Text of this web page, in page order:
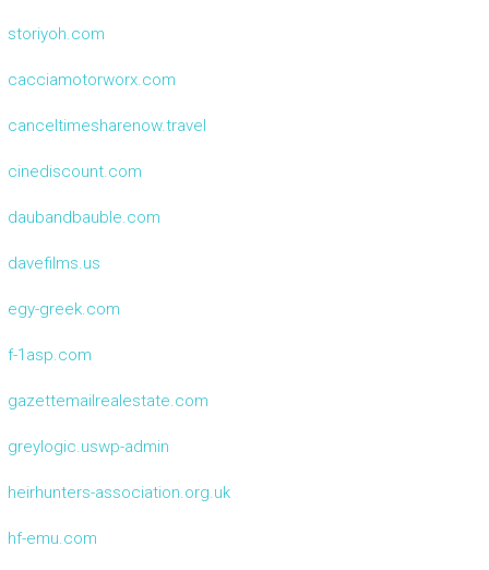
storiyoh.com
cacciamotorworx.com
canceltimesharenow.travel
cinediscount.com
daubandbauble.com
davefilms.us
egy-greek.com
f-1asp.com
gazettemailrealestate.com
greylogic.uswp-admin
heirhunters-association.org.uk
hf-emu.com